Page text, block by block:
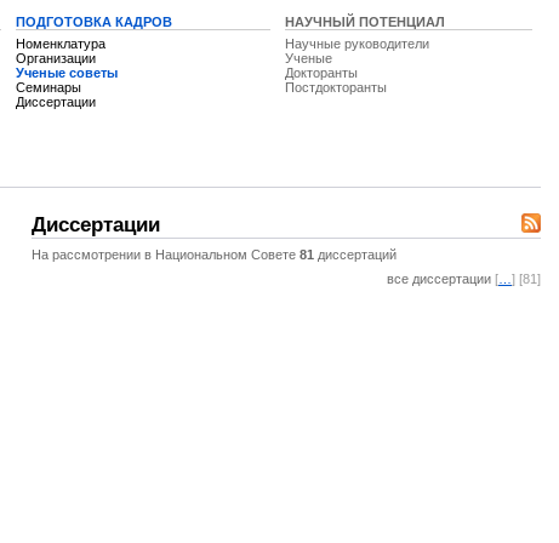
ПОДГОТОВКА КАДРОВ
Номенклатура
Организации
Ученые советы
Семинары
Диссертации
НАУЧНЫЙ ПОТЕНЦИАЛ
Научные руководители
Ученые
Докторанты
Постдокторанты
Диссертации
На рассмотрении в Национальном Совете 81 диссертаций
все диссертации [ ] [81]